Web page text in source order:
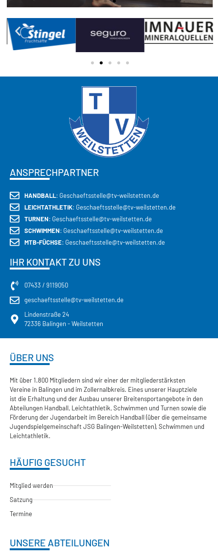
ANSPRECHPARTNER
HANDBALL: Geschaeftsstelle@tv-weilstetten.de
LEICHTATHLETIK: Geschaeftsstelle@tv-weilstetten.de
TURNEN: Geschaeftsstelle@tv-weilstetten.de
SCHWIMMEN: Geschaeftsstelle@tv-weilstetten.de
MTB-FÜCHSE: Geschaeftsstelle@tv-weilstetten.de
IHR KONTAKT ZU UNS
07433 / 9119050
geschaeftsstelle@tv-weilstetten.de
Lindenstraße 24
72336 Balingen - Weilstetten
ÜBER UNS
Mit über 1.800 Mitgliedern sind wir einer der mitgliederstärksten
Vereine in Balingen und im Zollernalbkreis. Eines unserer Hauptziele
ist die Erhaltung und der Ausbau unserer Breitensportangebote in den
Abteilungen Handball, Leichtathletik, Schwimmen und Turnen sowie die
Förderung der Jugendarbeit im Bereich Handball (über die gemeinsame
Jugendspielgemeinschaft JSG Balingen-Weilstetten), Schwimmen und
Leichtathletik.
HÄUFIG GESUCHT
Mitglied werden
Satzung
Termine
UNSERE ABTEILUNGEN